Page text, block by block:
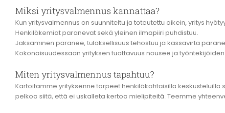
Miksi yritysvalmennus kannattaa?
Kun yritysvalmennus on suunniteltu ja toteutettu oikein, yritys
Henkilökemiat paranevat sekä yleinen ilmapiiri puhdistuu.
Jaksaminen paranee, tuloksellisuus tehostuu ja kassavirta
Kokonaisuudessaan yrityksen tuottavuus nousee ja
Miten yritysvalmennus tapahtuu?
Kartoitamme yrityksenne tarpeet henkilökohtaisilla
pelkoa siitä, että ei uskalleta kertoa mielipiteitä. Teemme